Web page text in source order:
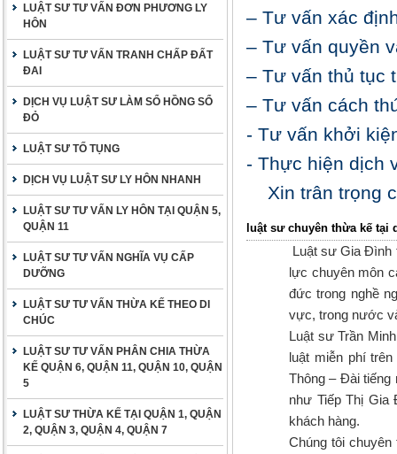
LUẬT SƯ TƯ VẤN ĐƠN PHƯƠNG LY
HÔN
LUẬT SƯ TƯ VẤN TRANH CHẤP ĐẤT
ĐAI
DỊCH VỤ LUẬT SƯ LÀM SỔ HỒNG SỔ
ĐỎ
LUẬT SƯ TỐ TỤNG
DỊCH VỤ LUẬT SƯ LY HÔN NHANH
LUẬT SƯ TƯ VẤN LY HÔN TẠI QUẬN 5,
QUẬN 11
LUẬT SƯ TƯ VẤN NGHĨA VỤ CẤP
DƯỠNG
LUẬT SƯ TƯ VẤN THỪA KẾ THEO DI
CHÚC
LUẬT SƯ TƯ VẤN PHÂN CHIA THỪA
KẾ QUẬN 6, QUẬN 11, QUẬN 10, QUẬN
5
LUẬT SƯ THỪA KẾ TẠI QUẬN 1, QUẬN
2, QUẬN 3, QUẬN 4, QUẬN 7
– Tư vấn xác
– Tư vấn quyền
– Tư vấn thủ tục
– Tư vấn cách
- Tư vấn khởi
- Thực hiện dịch
Xin trân trọng
luật sư chuyên thừa kế tại
Luật sư Gia Đình
lực chuyên môn
đức trong nghề
vực, trong nước
Luật sư Trần
luật miễn phí
Thông – Đài tiếng
như Tiếp Thị Gia
khách hàng.
Chúng tôi